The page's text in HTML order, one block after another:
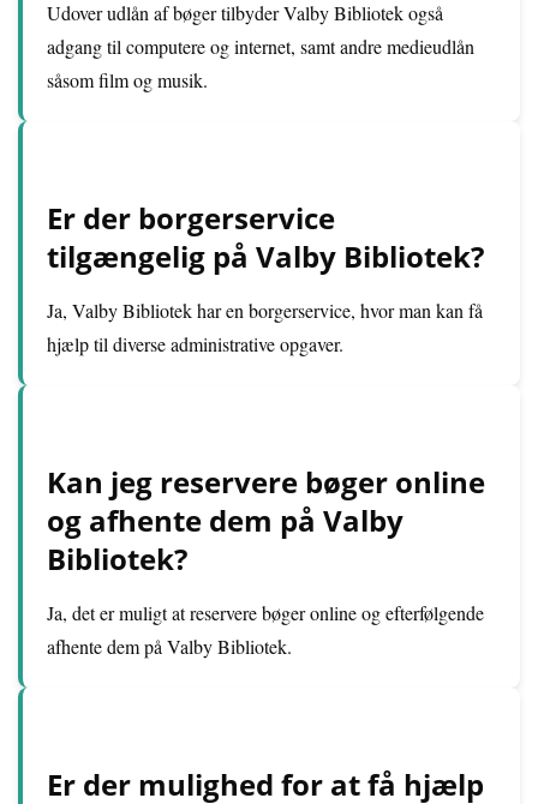
Udover udlån af bøger tilbyder Valby Bibliotek også
adgang til computere og internet, samt andre medieudlån
såsom film og musik.
Er der borgerservice
tilgængelig på Valby Bibliotek?
Ja, Valby Bibliotek har en borgerservice, hvor man kan få
hjælp til diverse administrative opgaver.
Kan jeg reservere bøger online
og afhente dem på Valby
Bibliotek?
Ja, det er muligt at reservere bøger online og efterfølgende
afhente dem på Valby Bibliotek.
Er der mulighed for at få hjælp